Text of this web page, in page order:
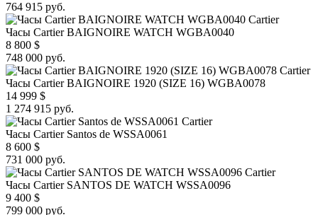
764 915 руб.
Cartier
Часы Cartier BAIGNOIRE WATCH WGBA0040
8 800 $
748 000 руб.
Cartier
Часы Cartier BAIGNOIRE 1920 (SIZE 16) WGBA0078
14 999 $
1 274 915 руб.
Cartier
Часы Cartier Santos de WSSA0061
8 600 $
731 000 руб.
Cartier
Часы Cartier SANTOS DE WATCH WSSA0096
9 400 $
799 000 руб.